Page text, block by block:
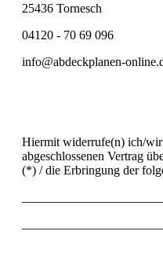
25436 Tornesch
04120 - 70 69 096
info@abdeckplanen-
Hiermit widerrufe(n) ich/
abgeschlossenen Vertrag
(*) / die Erbringung der